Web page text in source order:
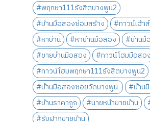
#พฤกษา111รังสิตบางพูน2
#บ้านมือสองซ่อมสร้าง
#ทาวน์เฮ้า
#หาบ้าน
#หาบ้านมือสอง
#บ้านมื
#ขายบ้านมือสอง
#ทาวน์โฮมมือสอง
#ทาวน์โฮมพฤกษา111รังสิตบางพูน2
#บ้านมือสองซอยวัดบางพูน
#บ้าน
#บ้านราคาถูก
#นายหน้าขายบ้าน
#รับฝากขายบ้าน